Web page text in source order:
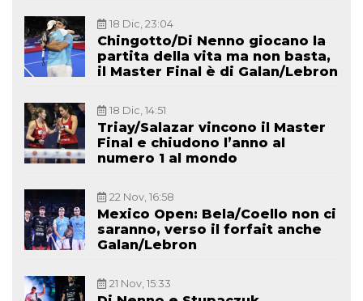
18 Dic, 23:04
Chingotto/Di Nenno giocano la
partita della vita ma non basta,
il Master Final è di Galan/Lebron
18 Dic, 14:51
Triay/Salazar vincono il Master
Final e chiudono l’anno al
numero 1 al mondo
22 Nov, 16:58
Mexico Open: Bela/Coello non ci
saranno, verso il forfait anche
Galan/Lebron
21 Nov, 15:33